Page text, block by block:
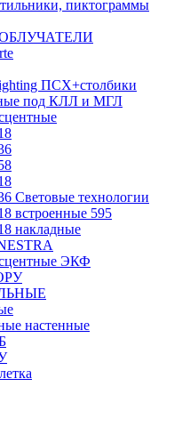
пиктограммы
ПСХ+столбики
под КЛЛ и МГЛ
Световые технологии
встроенные 595
накладные
ЭКФ
настенные